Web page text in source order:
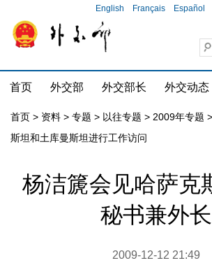
English Français Español
首页 外交部 外交部长 外交动态
首页 > 资料 > 专题 > 以往专题 > 2009年专题 >
斯坦和土库曼斯坦进行工作访问
杨洁篪会见哈萨克
秘书兼外长
2009-12-12 21:49